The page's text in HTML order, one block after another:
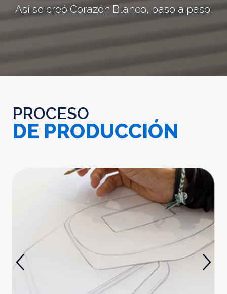
Así se creó Corazón Blanco, paso a paso.
PROCESO
DE PRODUCCIÓN